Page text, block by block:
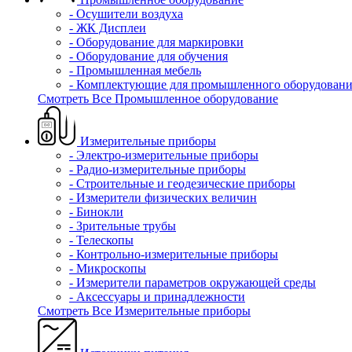
- Осушители воздуха
- ЖК Дисплеи
- Оборудование для маркировки
- Оборудование для обучения
- Промышленная мебель
- Комплектующие для промышленного
Смотреть Все Промышленное оборудование
Измерительные приборы
- Электро-измерительные приборы
- Радио-измерительные приборы
- Строительные и геодезические приборы
- Измерители физических величин
- Бинокли
- Зрительные трубы
- Телескопы
- Контрольно-измерительные приборы
- Микроскопы
- Измерители параметров окружающей среды
- Аксессуары и принадлежности
Смотреть Все Измерительные приборы